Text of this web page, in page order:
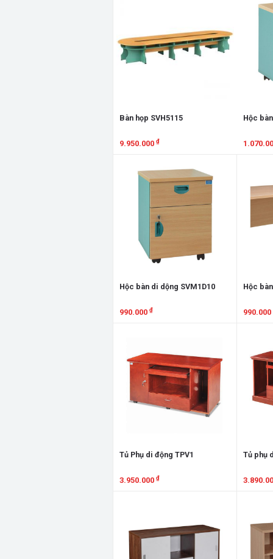
Bàn họp SVH5115
9.950.000 ₫
Hộc
Hộc bàn di dộng SVM1D10
990.000 ₫
Hộc
990.000
Tủ Phụ di động TPV1
3.950.000 ₫
Tủ phụ